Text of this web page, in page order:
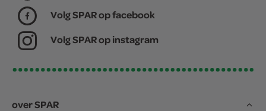
Volg SPAR op facebook
Volg SPAR op instagram
over SPAR